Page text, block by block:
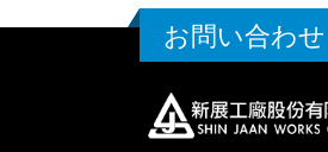
お問い合わせ